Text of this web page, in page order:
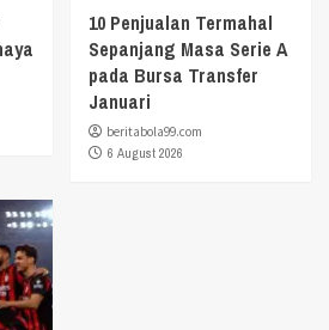
10 Penjualan Termahal
Sepanjang Masa Serie A
pada Bursa Transfer
Januari
beritabola99.com
6 August 2026